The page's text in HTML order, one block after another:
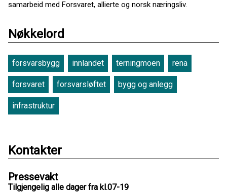
samarbeid med Forsvaret, allierte og norsk næringsliv.
Nøkkelord
forsvarsbygg innlandet terningmoen rena
forsvaret forsvarsløftet bygg og anlegg
infrastruktur
Kontakter
Pressevakt
Tilgjengelig alle dager fra kl.07-19